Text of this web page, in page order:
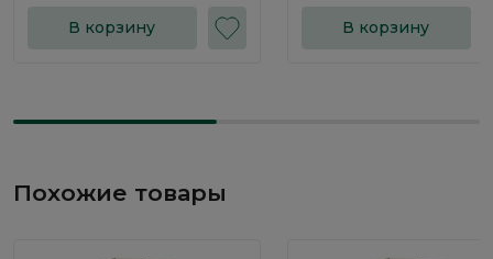
В корзину В корзину
Похожие товары